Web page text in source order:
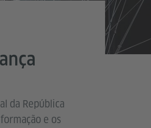
da República
e os